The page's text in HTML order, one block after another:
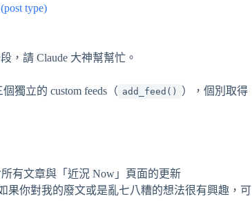
type)
，請 Claude 大神幫幫忙。
獨立的 custom feeds（ add_feed()
），個別取得
有文章與「近況 Now」頁面的更新
果你對我的廢文或是亂七八糟的想法很有興趣，可